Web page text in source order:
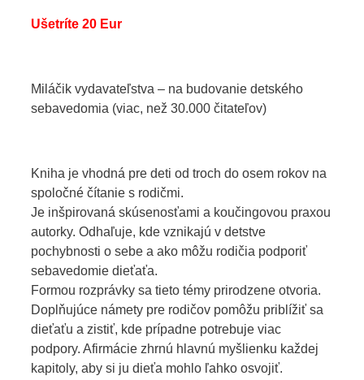
Ušetríte 20 Eur
Miláčik vydavateľstva – na budovanie detského
sebavedomia (viac, než 30.000 čitateľov)
Kniha je vhodná pre deti od troch do osem rokov na
spoločné čítanie s rodičmi.
Je inšpirovaná skúsenosťami a koučingovou praxou
autorky. Odhaľuje, kde vznikajú v detstve
pochybnosti o sebe a ako môžu rodičia podporiť
sebavedomie dieťaťa.
Formou rozprávky sa tieto témy prirodzene otvoria.
Doplňujúce námety pre rodičov pomôžu priblížiť sa
dieťaťu a zistiť, kde prípadne potrebuje viac
podpory. Afirmácie zhrnú hlavnú myšlienku každej
kapitoly, aby si ju dieťa mohlo ľahko osvojiť.